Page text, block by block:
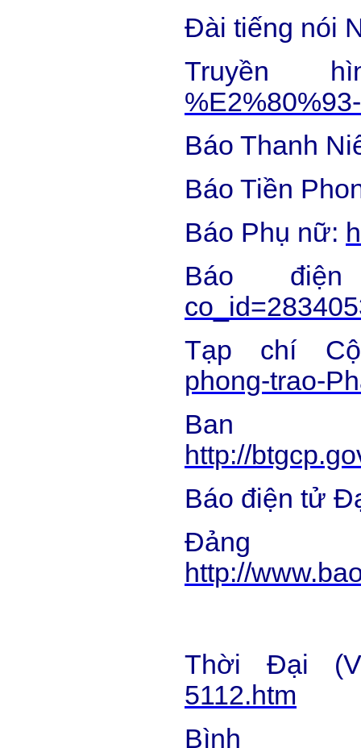
Đài tiếng nói
Truyền
Báo Thanh
Báo Tiền
Báo Phụ nữ:
Báo
Tạp chí
phong-trao-
http://
Báo điện tử
http://
Thời Đại
5112.htm